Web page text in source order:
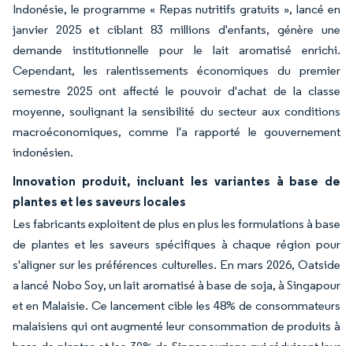
Indonésie, le programme « Repas nutritifs gratuits », lancé en
janvier 2025 et ciblant 83 millions d'enfants, génère une
demande institutionnelle pour le lait aromatisé enrichi.
Cependant, les ralentissements économiques du premier
semestre 2025 ont affecté le pouvoir d'achat de la classe
moyenne, soulignant la sensibilité du secteur aux conditions
macroéconomiques, comme l'a rapporté le gouvernement
indonésien.
Innovation produit, incluant les variantes à base de
plantes et les saveurs locales
Les fabricants exploitent de plus en plus les formulations à base
de plantes et les saveurs spécifiques à chaque région pour
s'aligner sur les préférences culturelles. En mars 2026, Oatside
a lancé Nobo Soy, un lait aromatisé à base de soja, à Singapour
et en Malaisie. Ce lancement cible les 48% de consommateurs
malaisiens qui ont augmenté leur consommation de produits à